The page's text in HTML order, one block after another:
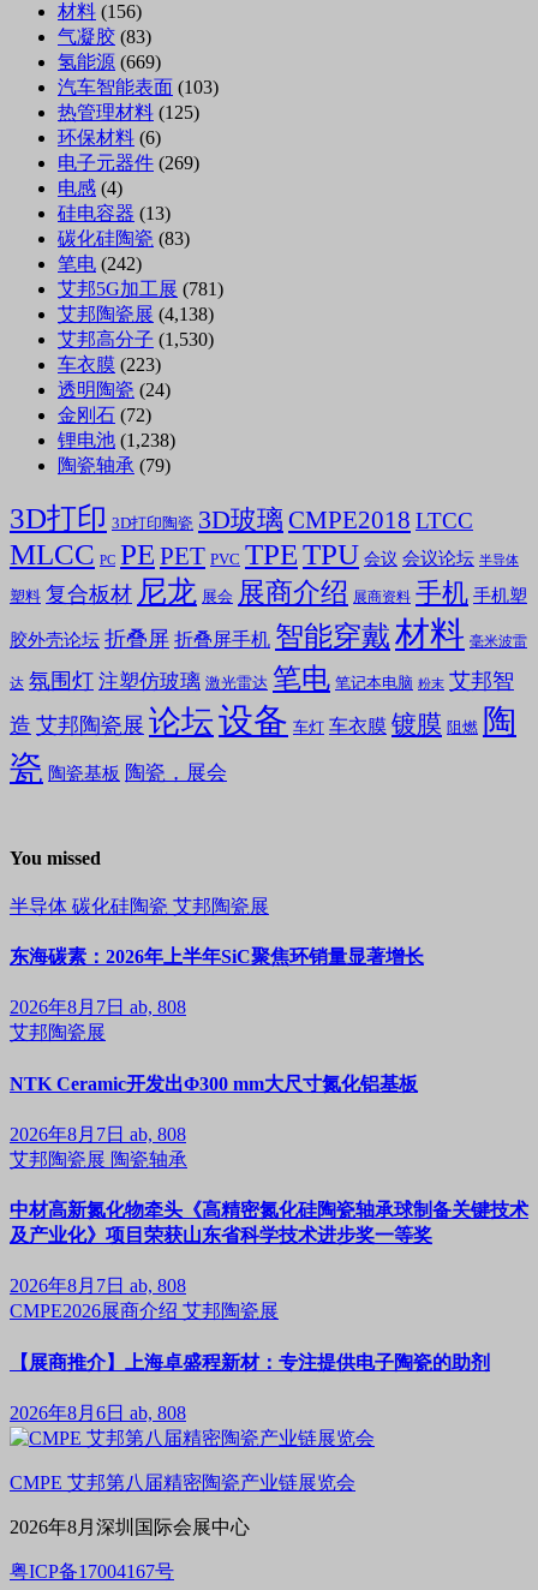
材料 (156)
气凝胶 (83)
氢能源 (669)
汽车智能表面 (103)
热管理材料 (125)
环保材料 (6)
电子元器件 (269)
电感 (4)
硅电容器 (13)
碳化硅陶瓷 (83)
笔电 (242)
艾邦5G加工展 (781)
艾邦陶瓷展 (4,138)
艾邦高分子 (1,530)
车衣膜 (223)
透明陶瓷 (24)
金刚石 (72)
锂电池 (1,238)
陶瓷轴承 (79)
3D打印 3D打印陶瓷 3D玻璃 CMPE2018 LTCC
MLCC PC PE PET PVC TPETPU 会议 会议论坛 半导体
塑料 复合板材 尼龙 展会 展商介绍 展商资料 手机 手机塑
胶外壳论坛 折叠屏 折叠屏手机 智能穿戴材料 毫米波雷
达 氛围灯 注塑仿玻璃 激光雷达 笔电 笔记本电脑 粉末 艾邦智
造 艾邦陶瓷展 论坛设备 车灯 车衣膜 镀膜 阻燃 陶
瓷 陶瓷基板 陶瓷，展会
You missed
半导体 碳化硅陶瓷 艾邦陶瓷展
东海碳素：2026年上半年SiC聚焦环销量显著增长
2026年8月7日 ab, 808
艾邦陶瓷展
NTK Ceramic开发出Φ300 mm大尺寸氮化铝基板
2026年8月7日 ab, 808
艾邦陶瓷展 陶瓷轴承
中材高新氮化物牵头《高精密氮化硅陶瓷轴承球制备关键技术
及产业化》项目荣获山东省科学技术进步奖一等奖
2026年8月7日 ab, 808
CMPE2026展商介绍 艾邦陶瓷展
【展商推介】上海卓盛程新材：专注提供电子陶瓷的助剂
2026年8月6日 ab, 808
CMPE 艾邦第八届精密陶瓷产业链展览会
2026年8月深圳国际会展中心
粤ICP备17004167号